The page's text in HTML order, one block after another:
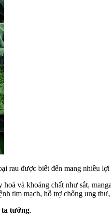
rau được biết đến mang nhiều
và khoáng chất như sắt,
tim mạch, hỗ trợ chống ung
ta tưởng.